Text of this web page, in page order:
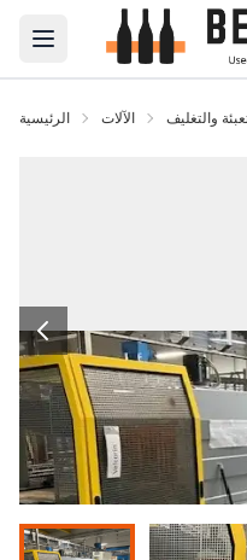
Open main menu
الرئيسية الآلات والتغليف